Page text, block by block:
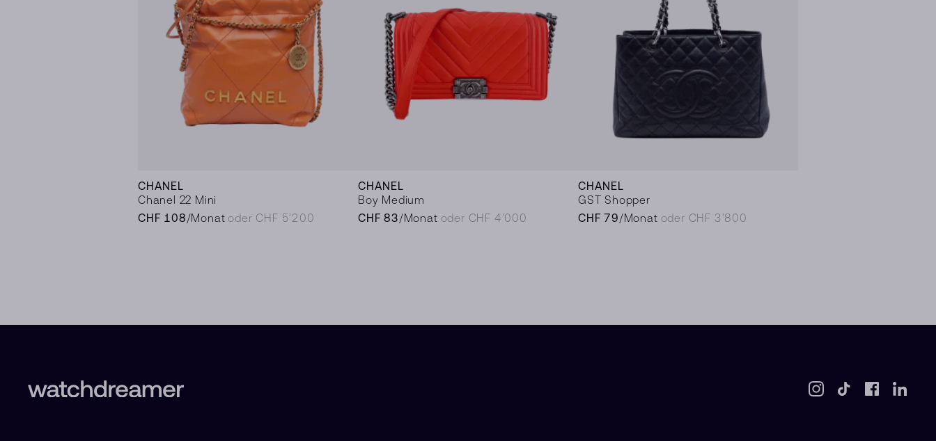
CHANEL
Chanel 22 Mini
CHF 108/Monat oder CHF 5’200
CHANEL
Boy Medium
CHF 83/Monat oder CHF 4’000
CHANEL
GST Shopper
CHF 79/Monat oder CHF 3’800